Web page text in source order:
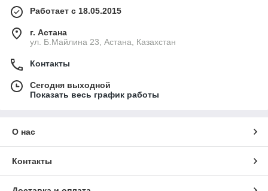
Работает с 18.05.2015
г. Астана
ул. Б.Майлина 23, Астана, Казахстан
Контакты
Сегодня выходной
Показать весь график работы
О нас
Контакты